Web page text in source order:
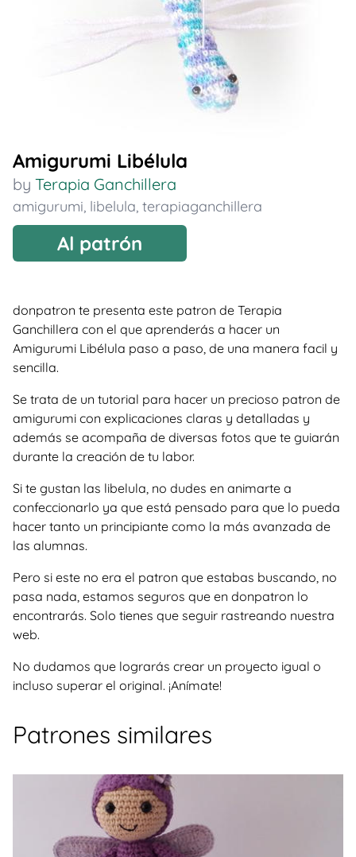
Amigurumi Libélula
by Terapia Ganchillera
amigurumi, libelula, terapiaganchillera
Al patrón
donpatron te presenta este patron de Terapia
Ganchillera con el que aprenderás a hacer un
Amigurumi Libélula paso a paso, de una manera facil y
sencilla.
Se trata de un tutorial para hacer un precioso patron de
amigurumi con explicaciones claras y detalladas y
además se acompaña de diversas fotos que te guiarán
durante la creación de tu labor.
Si te gustan las libelula, no dudes en animarte a
confeccionarlo ya que está pensado para que lo pueda
hacer tanto un principiante como la más avanzada de
las alumnas.
Pero si este no era el patron que estabas buscando, no
pasa nada, estamos seguros que en donpatron lo
encontrarás. Solo tienes que seguir rastreando nuestra
web.
No dudamos que lograrás crear un proyecto igual o
incluso superar el original. ¡Anímate!
Patrones similares